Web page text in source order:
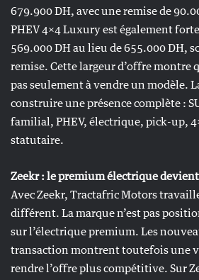
679.900 DH, avec une remise de
PHEV 4×4 Luxury est également
569.000 DH au lieu de 655.000 DH,
remise. Cette largeur d’offre montre
pas seulement à vendre un modèle.
construire une présence complète :
familial, PHEV, électrique, pick-up,
statutaire.
Zeekr : le premium électrique
Avec Zeekr, Tractafric Motors
différent. La marque n’est pas
sur l’électrique premium. Les
transaction montrent toutefois une
rendre l’offre plus compétitive. Sur